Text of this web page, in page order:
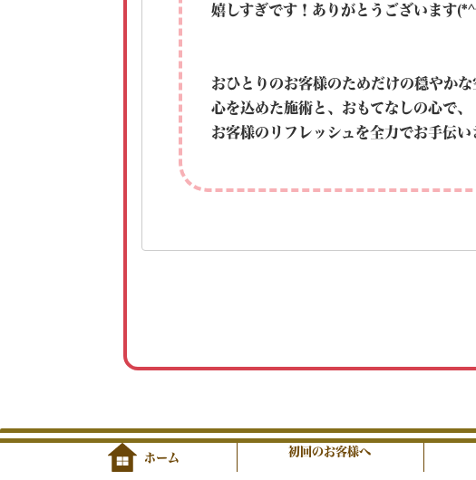
嬉しすぎです！ありがとうございます
おひとりのお客様のためだけの穏やかな
心を込めた施術と、おもてなしの心で、
お客様のリフレッシュを全力でお手伝
ホーム 初回のお客様へ